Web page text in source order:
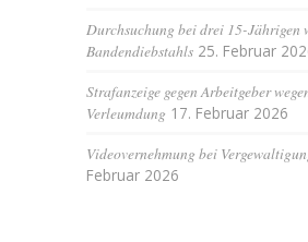
Durchsuchung bei drei 15-Jährigen
Bandendiebstahls 25. Februar
Strafanzeige gegen Arbeitgeber
Verleumdung 17. Februar 2026
Videovernehmung bei
Februar 2026